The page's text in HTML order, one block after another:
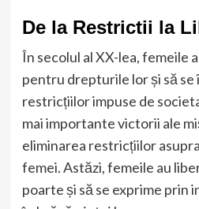
De la Restrictii la
În secolul al XX-lea, femeile
pentru drepturile lor și să se
restricțiilor impuse de
mai importante victorii ale
eliminarea restricțiilor
femei. Astăzi, femeile au
poarte și să se exprime prin